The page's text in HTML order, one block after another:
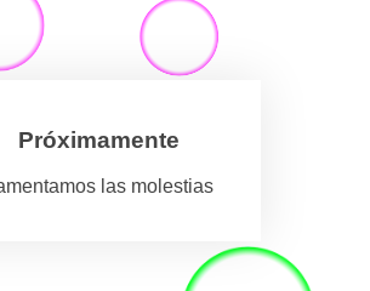
Próximamente
las molestias